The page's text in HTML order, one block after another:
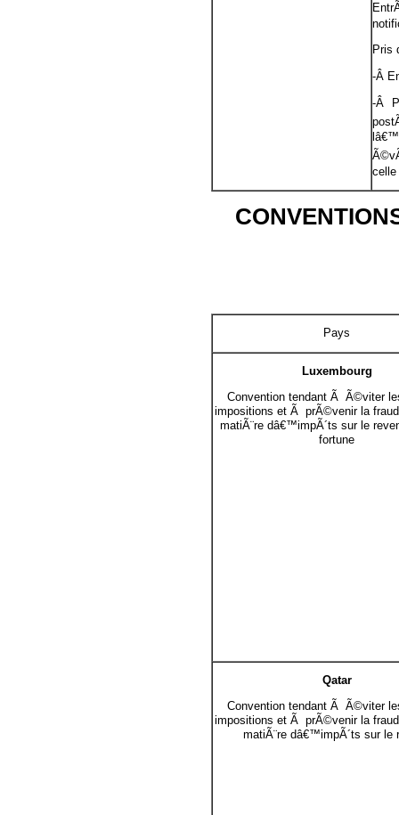
Pris
-Â
-Â
Pays
Luxembourg
Convention tendant Ã Ã©viter
impositions et Ã prÃ©venir la
matiÃ¨re dâ€™impÃ´ts sur le
fortune
Qatar
Convention tendant Ã Ã©viter
impositions et Ã prÃ©venir la
matiÃ¨re dâ€™impÃ´ts sur le